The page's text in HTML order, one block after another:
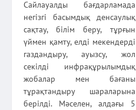
Сайлауалды бағдарламада
негізгі басымдық денсаулық
сақтау, білім беру, тұрғын
үймен қамту, елді мекендерді
газдандыру, ауызсу, жол
секілді инфрақұрылымдық
жобалар мен бағаны
тұрақтандыру шараларына
берілді. Мәселен, алдағы 5